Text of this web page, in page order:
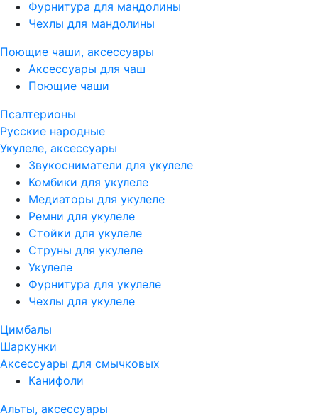
Фурнитура для мандолины
Чехлы для мандолины
Поющие чаши, аксессуары
Аксессуары для чаш
Поющие чаши
Псалтерионы
Русские народные
Укулеле, аксессуары
Звукосниматели для укулеле
Комбики для укулеле
Медиаторы для укулеле
Ремни для укулеле
Стойки для укулеле
Струны для укулеле
Укулеле
Фурнитура для укулеле
Чехлы для укулеле
Цимбалы
Шаркунки
Аксессуары для смычковых
Канифоли
Альты, аксессуары